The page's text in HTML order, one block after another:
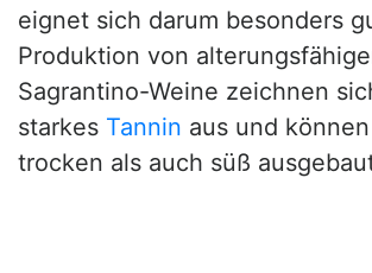
eignet sich darum besonders
Produktion von
Sagrantino-Weine zeichnen
starkes Tannin aus und
trocken als auch süß